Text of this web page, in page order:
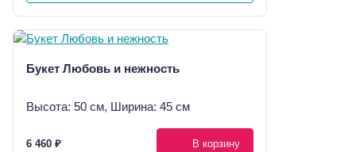
Букет Любовь и нежность
Высота: 50 см, Ширина: 45 см
6 460 ₽ В корзину